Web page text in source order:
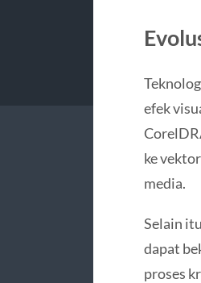
efek
ke
media.
Selain
dapat
proses